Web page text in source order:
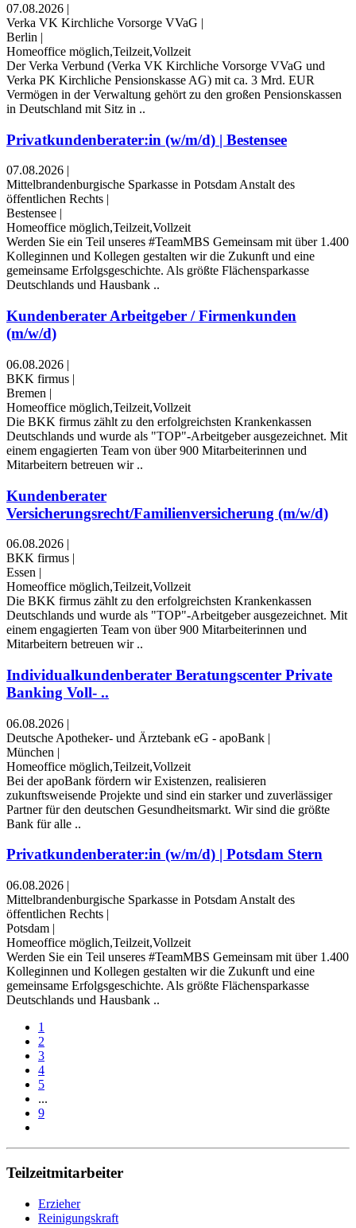
07.08.2026 |
Verka VK Kirchliche Vorsorge VVaG |
Berlin |
Homeoffice möglich,Teilzeit,Vollzeit
Der Verka Verbund (Verka VK Kirchliche Vorsorge VVaG und
Verka PK Kirchliche Pensionskasse AG) mit ca. 3 Mrd. EUR
Vermögen in der Verwaltung gehört zu den großen Pensionskassen
in Deutschland mit Sitz in ..
Privatkundenberater:in (w/m/d) | Bestensee
07.08.2026 |
Mittelbrandenburgische Sparkasse in Potsdam Anstalt des
öffentlichen Rechts |
Bestensee |
Homeoffice möglich,Teilzeit,Vollzeit
Werden Sie ein Teil unseres #TeamMBS Gemeinsam mit über 1.400
Kolleginnen und Kollegen gestalten wir die Zukunft und eine
gemeinsame Erfolgsgeschichte. Als größte Flächensparkasse
Deutschlands und Hausbank ..
Kundenberater Arbeitgeber / Firmenkunden
(m/w/d)
06.08.2026 |
BKK firmus |
Bremen |
Homeoffice möglich,Teilzeit,Vollzeit
Die BKK firmus zählt zu den erfolgreichsten Krankenkassen
Deutschlands und wurde als "TOP"-Arbeitgeber ausgezeichnet. Mit
einem engagierten Team von über 900 Mitarbeiterinnen und
Mitarbeitern betreuen wir ..
Kundenberater
Versicherungsrecht/Familienversicherung (m/w/d)
06.08.2026 |
BKK firmus |
Essen |
Homeoffice möglich,Teilzeit,Vollzeit
Die BKK firmus zählt zu den erfolgreichsten Krankenkassen
Deutschlands und wurde als "TOP"-Arbeitgeber ausgezeichnet. Mit
einem engagierten Team von über 900 Mitarbeiterinnen und
Mitarbeitern betreuen wir ..
Individualkundenberater Beratungscenter Private
Banking Voll- ..
06.08.2026 |
Deutsche Apotheker- und Ärztebank eG - apoBank |
München |
Homeoffice möglich,Teilzeit,Vollzeit
Bei der apoBank fördern wir Existenzen, realisieren
zukunftsweisende Projekte und sind ein starker und zuverlässiger
Partner für den deutschen Gesundheitsmarkt. Wir sind die größte
Bank für alle ..
Privatkundenberater:in (w/m/d) | Potsdam Stern
06.08.2026 |
Mittelbrandenburgische Sparkasse in Potsdam Anstalt des
öffentlichen Rechts |
Potsdam |
Homeoffice möglich,Teilzeit,Vollzeit
Werden Sie ein Teil unseres #TeamMBS Gemeinsam mit über 1.400
Kolleginnen und Kollegen gestalten wir die Zukunft und eine
gemeinsame Erfolgsgeschichte. Als größte Flächensparkasse
Deutschlands und Hausbank ..
1
2
3
4
5
...
9
Teilzeitmitarbeiter
Erzieher
Reinigungskraft